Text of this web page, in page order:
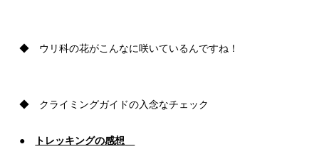
◆ ウリ科の花がこんなに咲いているんですね！
◆ クライミングガイドの入念なチェック
● トレッキングの感想